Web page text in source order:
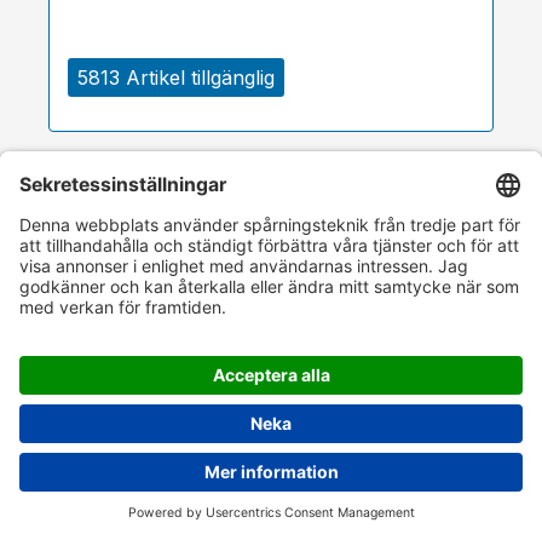
5813 Artikel tillgänglig
5ml flaska 11mm skruvkork grönt